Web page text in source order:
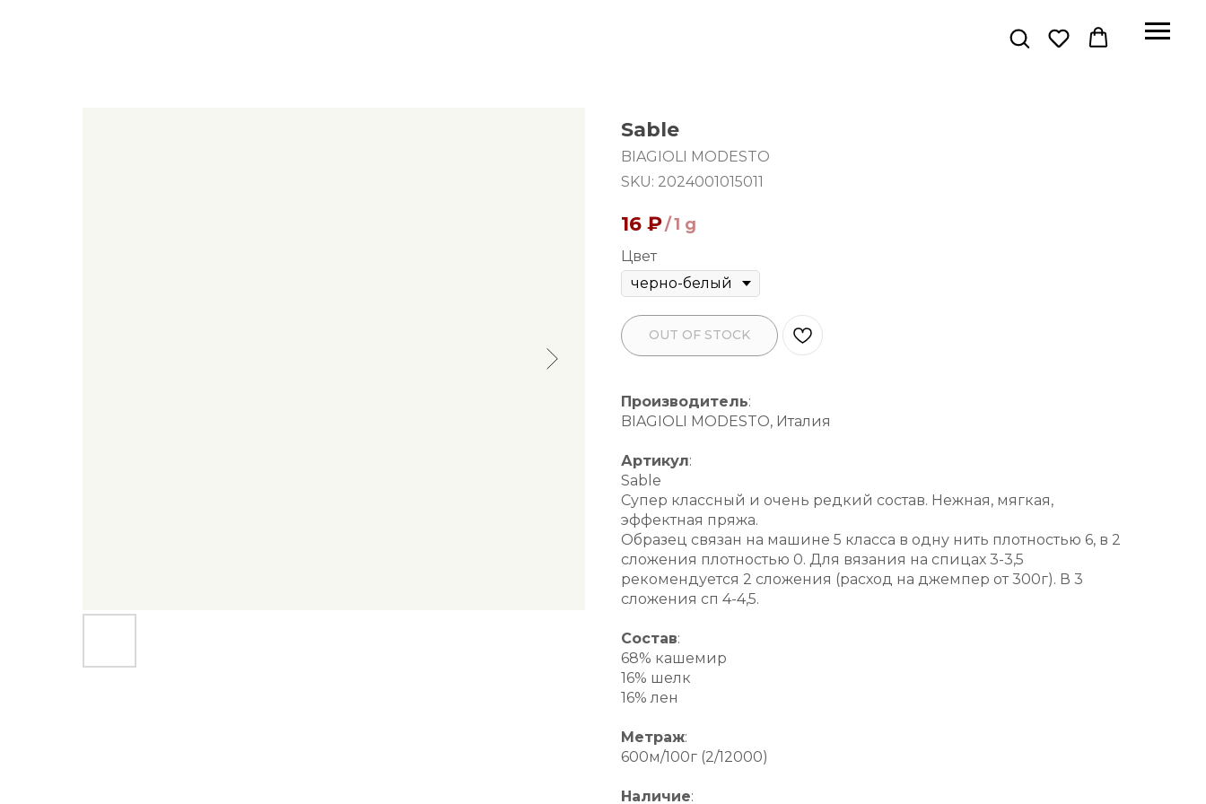
Sable
BIAGIOLI MODESTO
SKU: 2024001015011
16 ₽/1 g
Цвет
OUT OF STOCK
Производитель:
BIAGIOLI MODESTO, Италия
Артикул:
Sable
Супер классный и очень редкий состав. Нежная, мягкая,
эффектная пряжа.
Образец связан на машине 5 класса в одну нить плотностью 6, в 2
сложения плотностью 0. Для вязания на спицах 3-3,5
рекомендуется 2 сложения (расход на джемпер от 300г). В 3
сложения сп 4-4,5.
Состав:
68% кашемир
16% шелк
16% лен
Метраж:
600м/100г (2/12000)
Наличие: